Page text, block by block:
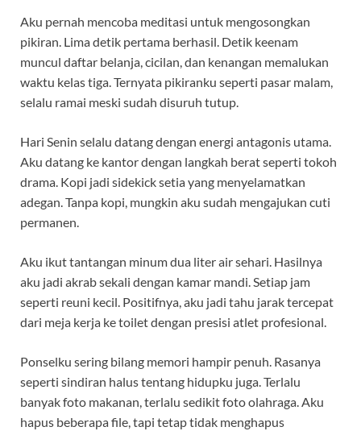
Aku pernah mencoba meditasi untuk mengosongkan
pikiran. Lima detik pertama berhasil. Detik keenam
muncul daftar belanja, cicilan, dan kenangan memalukan
waktu kelas tiga. Ternyata pikiranku seperti pasar malam,
selalu ramai meski sudah disuruh tutup.
Hari Senin selalu datang dengan energi antagonis utama.
Aku datang ke kantor dengan langkah berat seperti tokoh
drama. Kopi jadi sidekick setia yang menyelamatkan
adegan. Tanpa kopi, mungkin aku sudah mengajukan cuti
permanen.
Aku ikut tantangan minum dua liter air sehari. Hasilnya
aku jadi akrab sekali dengan kamar mandi. Setiap jam
seperti reuni kecil. Positifnya, aku jadi tahu jarak tercepat
dari meja kerja ke toilet dengan presisi atlet profesional.
Ponselku sering bilang memori hampir penuh. Rasanya
seperti sindiran halus tentang hidupku juga. Terlalu
banyak foto makanan, terlalu sedikit foto olahraga. Aku
hapus beberapa file, tapi tetap tidak menghapus